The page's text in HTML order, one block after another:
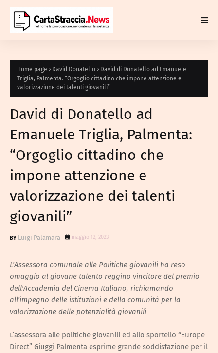
Home page David Donatello
David di Donatello ad Emanuele
Triglia, Palmenta: “Orgoglio cittadino che impone attenzione e
valorizzazione dei talenti giovanili”
David di Donatello ad
Emanuele Triglia, Palmenta:
“Orgoglio cittadino che
impone attenzione e
valorizzazione dei talenti
giovanili”
Luigi Palamara maggio 12, 2023
L'Assessora comunale alle Politiche giovanili ha reso
omaggio al giovane talento reggino vincitore del premio
dell'Accademia del Cinema Italiano, richiamando
all'impegno delle istituzioni e della comunità per la
valorizzazione delle potenzialità giovanili
L’assessora alle politiche giovanili ed allo sportello “Europe
Direct” Giuggi Palmenta esprime grande soddisfazione per il